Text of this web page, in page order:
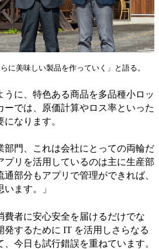
に美味しい製品を作っていく」と語る。
に、特色ある商品を多品種小ロッ
ーでは、原価計算やロス率といった
なります。
部門、これは会社にとっての両輪だ
プリを活用しているのは主に生産部
部分もアプリで管理ができれば、
ます。」
費者に安心安全を届けるだけでな
発するために IT を活用しさらなる
今日も試行錯誤を重ねています。